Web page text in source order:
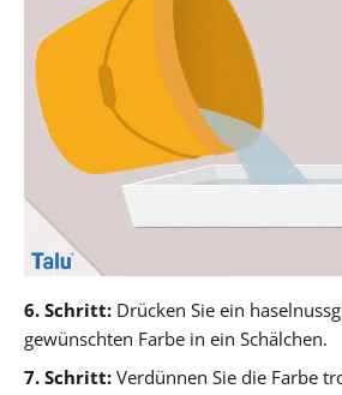
6. Schritt: Drücken Sie ein
gewünschten Farbe in ein Schälchen.
7. Schritt: Verdünnen Sie die Farbe